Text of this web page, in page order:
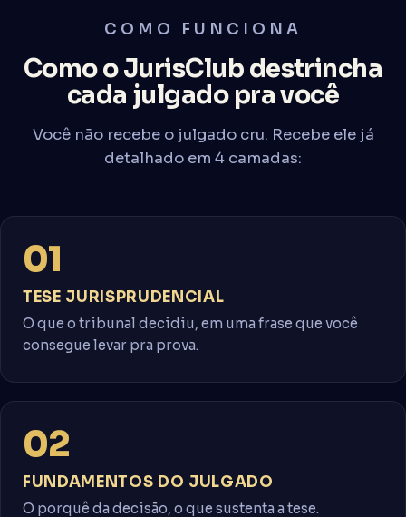
COMO FUNCIONA
Como o JurisClub destrincha
cada julgado pra você
Você não recebe o julgado cru. Recebe ele já
detalhado em 4 camadas:
01
TESE JURISPRUDENCIAL
O que o tribunal decidiu, em uma frase que você
consegue levar pra prova.
02
FUNDAMENTOS DO JULGADO
O porquê da decisão, o que sustenta a tese.